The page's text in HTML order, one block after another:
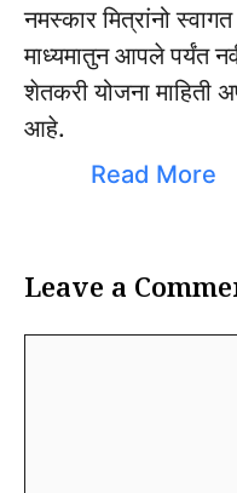
नमस्कार मित्रांनो
माध्यमातुन आपले पर्यंत
शेतकरी योजना
आहे.
Read More
Leave a